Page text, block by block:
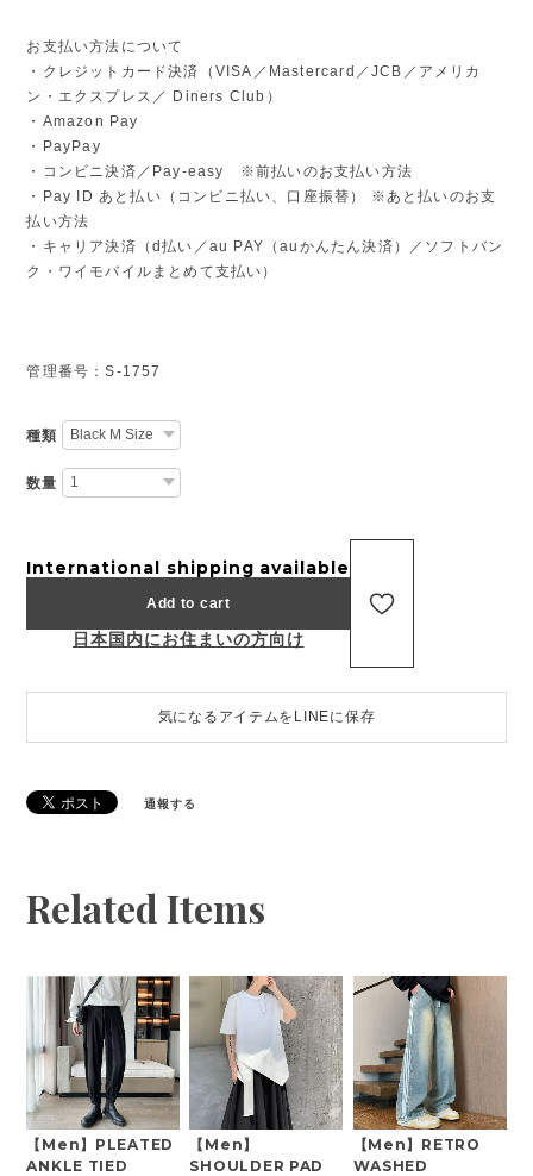
お支払い方法について
・クレジットカード決済（VISA／Mastercard／JCB／アメリカ
ン・エクスプレス／ Diners Club）
・Amazon Pay
・PayPay
・コンビニ決済／Pay-easy ※前払いのお支払い方法
・Pay ID あと払い（コンビニ払い、口座振替） ※あと払いのお支
払い方法
・キャリア決済（d払い／au PAY（auかんたん決済）／ソフトバン
ク・ワイモバイルまとめて支払い）
管理番号：S-1757
種類
数量
International shipping available
Add to cart
日本国内にお住まいの方向け
気になるアイテムをLINEに保存
通報する
Related Items
【Men】PLEATED
ANKLE TIED
【Men】
SHOULDER PAD
【Men】RETRO
WASHED